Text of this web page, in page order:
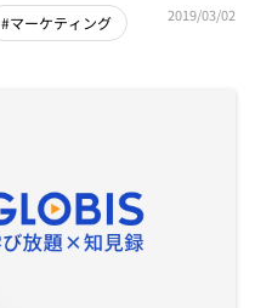
#マーケティング 2019/03/02